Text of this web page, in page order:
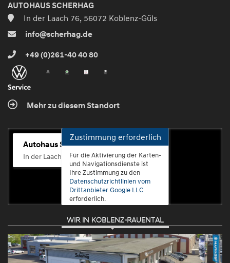
AUTOHAUS SCHERHAG
In der Laach 76, 56072 Koblenz-Güls
info@scherhag.de
+49 (0)261-40 40 80
Mehr zu diesem Standort
Autohaus Scherhag
In der Laach 76, 56072 Koblenz-Güls
Zustimmung erforderlich
Für die Aktivierung der Karten-
und Navigationsdienste ist
Ihre Zustimmung zu den
Datenschutzrichtlinien vom
Drittanbieter Google LLC
erforderlich.
Zustimmen
und
aktivieren
WIR IN KOBLENZ-RAUENTAL